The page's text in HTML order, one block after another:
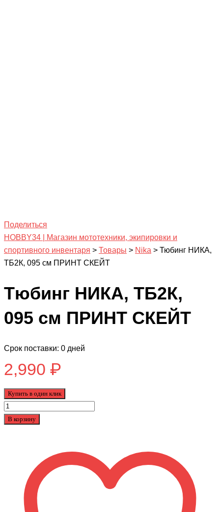
Поделиться
HOBBY34 | Магазин мототехники, экипировки и
спортивного инвентаря > Товары > Nika > Тюбинг НИКА,
ТБ2К, 095 см ПРИНТ СКЕЙТ
Тюбинг НИКА, ТБ2К,
095 см ПРИНТ СКЕЙТ
Срок поставки: 0 дней
2,990 ₽
Купить в один клик
Количество
товара
ПРИНТ
СКЕЙТ
В корзину